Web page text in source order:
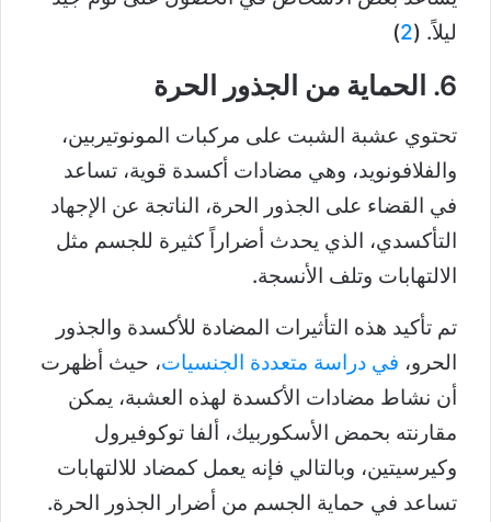
ليلاً. (2
)
6. الحماية من الجذور الحرة
تحتوي عشبة الشبت على مركبات المونوتيربين،
والفلافونويد، وهي مضادات أكسدة قوية، تساعد
في القضاء على الجذور الحرة، الناتجة عن الإجهاد
التأكسدي، الذي يحدث أضراراً كثيرة للجسم مثل
الالتهابات وتلف الأنسجة.
تم تأكيد هذه التأثيرات المضادة للأكسدة والجذور
الحرو، في دراسة متعددة الجنسيات، حيث أظهرت
أن نشاط مضادات الأكسدة لهذه العشبة، يمكن
مقارنته بحمض الأسكوربيك، ألفا توكوفيرول
وكيرسيتين، وبالتالي فإنه يعمل كمضاد للالتهابات
تساعد في حماية الجسم من أضرار الجذور الحرة.